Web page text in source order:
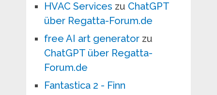
HVAC Services zu ChatGPT
über Regatta-Forum.de
free AI art generatorzu
ChatGPT über Regatta-
Forum.de
Fantastica 2 - Finn